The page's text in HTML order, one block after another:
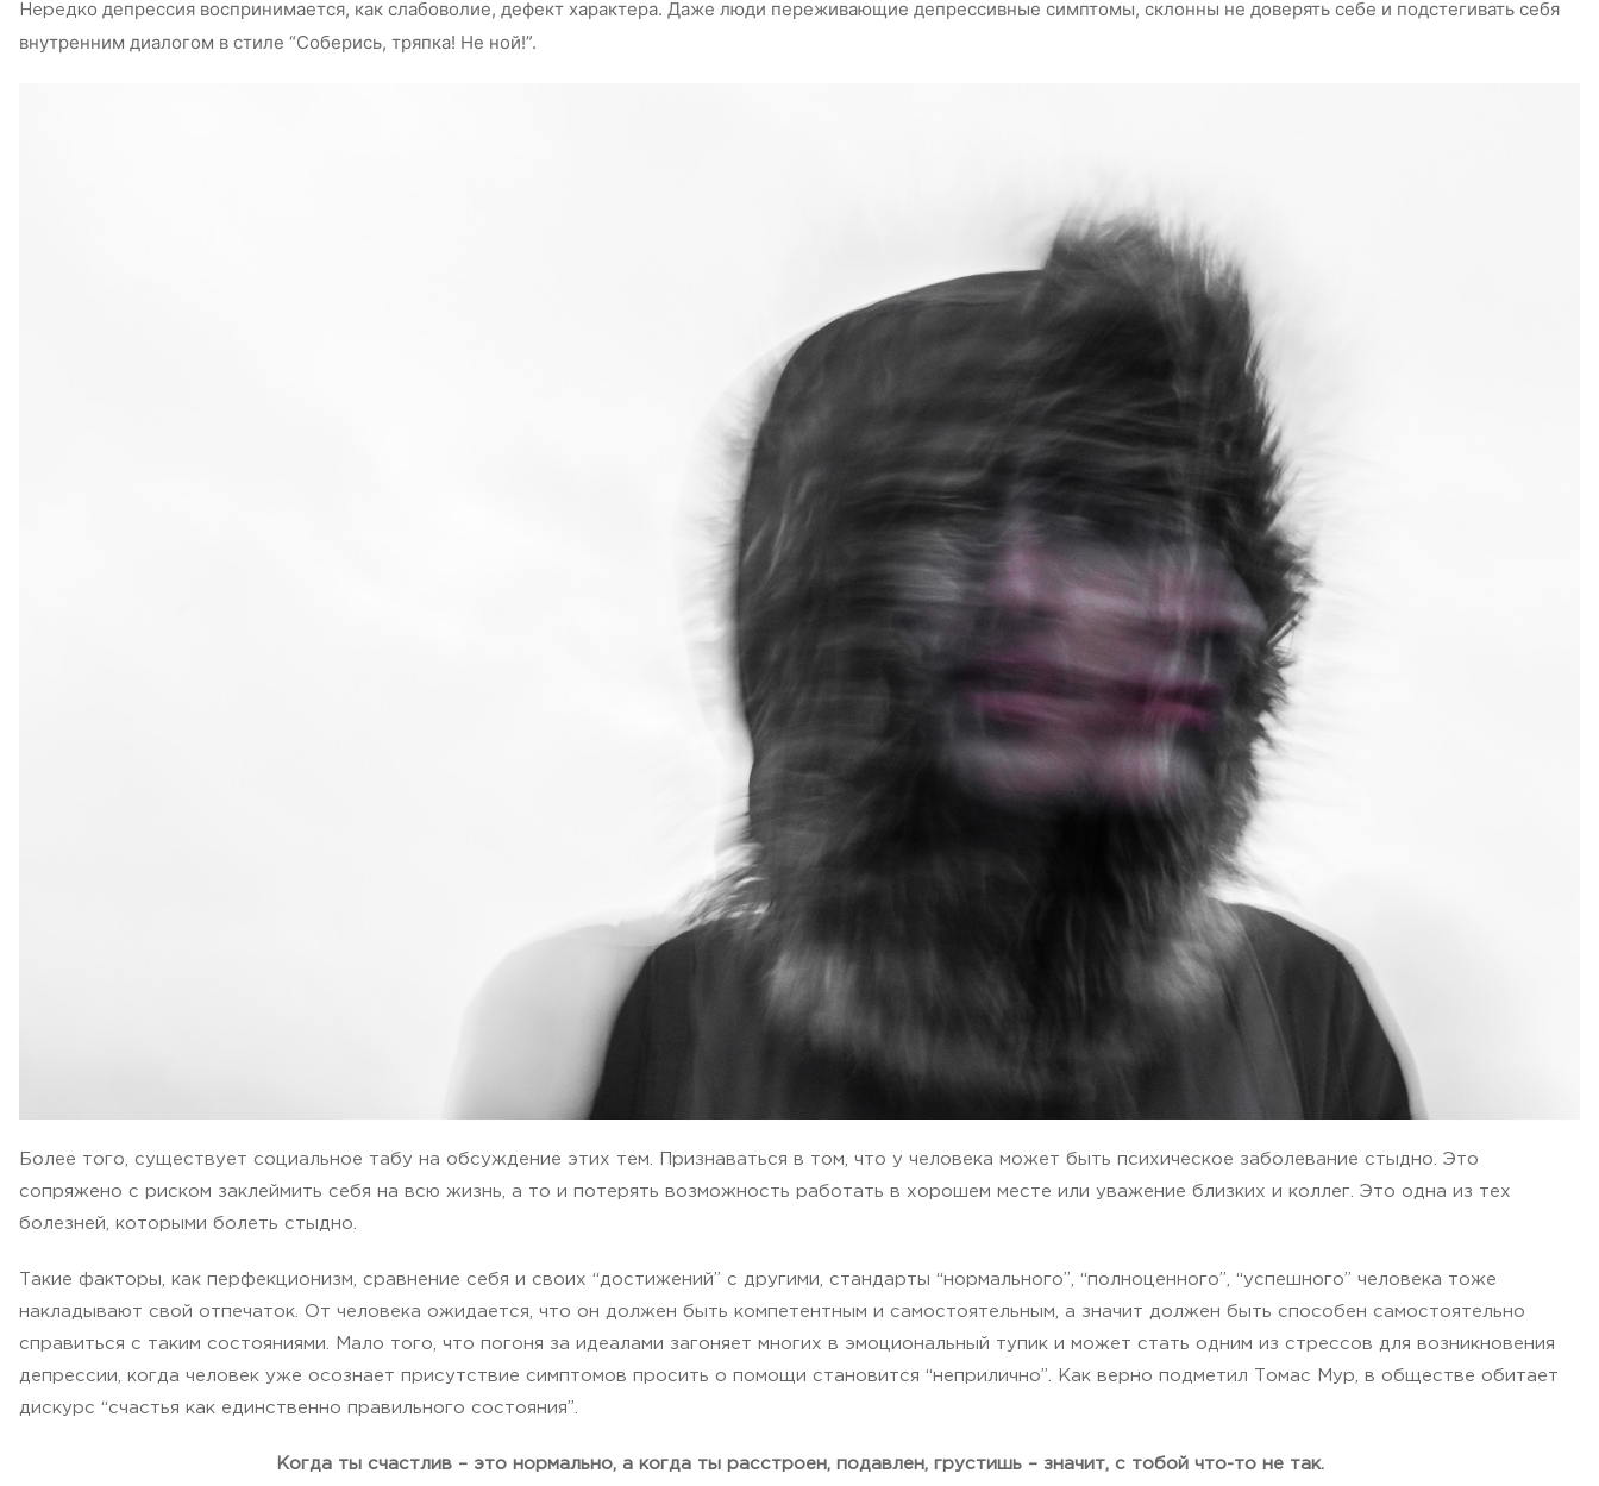
Нередко депрессия воспринимается, как слабоволие, дефект характера. Даже люди переживающие депрессивные симптомы, склонны не доверять себе и подстегивать себя
внутренним диалогом в стиле “Соберись, тряпка! Не ной!”.
Более того, существует социальное табу на обсуждение этих тем. Признаваться в том, что у человека может быть психическое заболевание стыдно. Это
сопряжено с риском заклеймить себя на всю жизнь, а то и потерять возможность работать в хорошем месте или уважение близких и коллег. Это одна из тех
болезней, которыми болеть стыдно.
Такие факторы, как перфекционизм, сравнение себя и своих “достижений” с другими, стандарты “нормального”, “полноценного”, “успешного” человека тоже
накладывают свой отпечаток. От человека ожидается, что он должен быть компетентным и самостоятельным, а значит должен быть способен самостоятельно
справиться с таким состояниями. Мало того, что погоня за идеалами загоняет многих в эмоциональный тупик и может стать одним из стрессов для возникновения
депрессии, когда человек уже осознает присутствие симптомов просить о помощи становится “неприлично”. Как верно подметил Томас Мур, в обществе обитает
дискурс “счастья как единственно правильного состояния”.
Когда ты счастлив – это нормально, а когда ты расстроен, подавлен, грустишь – значит, с тобой что-то не так.